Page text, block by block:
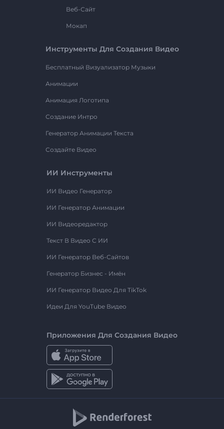
Веб-Сайт
Мокап
Инструменты Для Создания Видео
Бесплатный Визуализатор Музыки
Анимации
Анимация Логотипа
Создание Интро
Генератор Анимации Текста
Создайте Видео
ИИ Инструменты
ИИ Видео Генератор
ИИ Генератор Анимации
ИИ Видеоредактор
Текст В Видео С ИИ
ИИ Генератор Веб-Сайтов
Генератор Бизнес - Имён
ИИ Генератор Видео Для TikTok
Идеи Для YouTube Видео
Приложения Для Создания Видео